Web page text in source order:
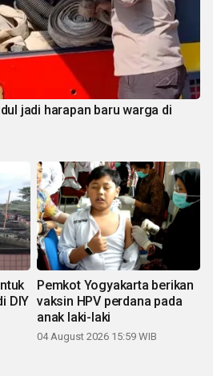
jadi harapan baru warga di
DIY
Pemkot Yogyakarta berikan
vaksin HPV perdana pada
anak laki-laki
04 August 2026 15:59 WIB